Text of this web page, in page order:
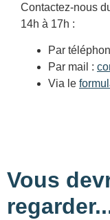
Contactez-nous
14h à 17h :
Par
Par mail :
Via le
Vous